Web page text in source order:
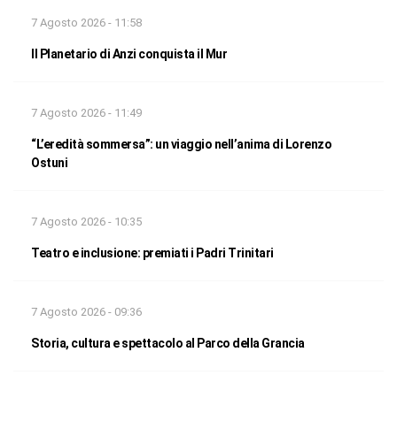
7 Agosto 2026 - 11:58
Il Planetario di Anzi conquista il Mur
7 Agosto 2026 - 11:49
“L’eredità sommersa”: un viaggio nell’anima di Lorenzo
Ostuni
7 Agosto 2026 - 10:35
Teatro e inclusione: premiati i Padri Trinitari
7 Agosto 2026 - 09:36
Storia, cultura e spettacolo al Parco della Grancia